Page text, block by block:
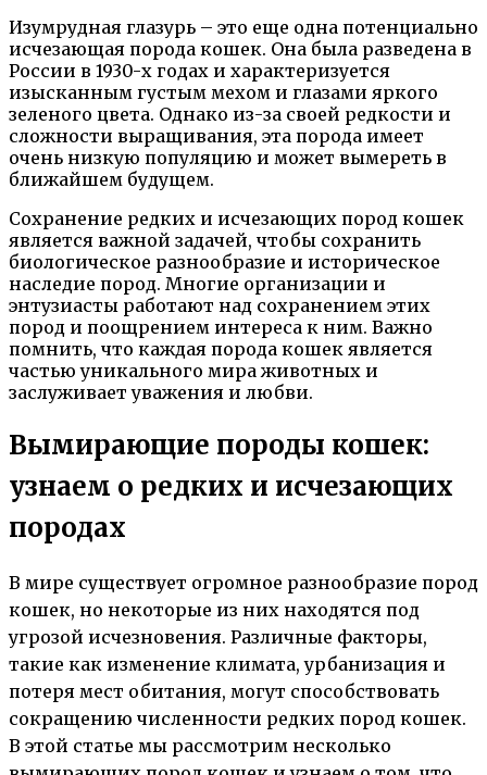
Изумрудная глазурь – это еще одна потенциально
исчезающая порода кошек. Она была разведена в
России в 1930-х годах и характеризуется
изысканным густым мехом и глазами яркого
зеленого цвета. Однако из-за своей редкости и
сложности выращивания, эта порода имеет
очень низкую популяцию и может вымереть в
ближайшем будущем.
Сохранение редких и исчезающих пород кошек
является важной задачей, чтобы сохранить
биологическое разнообразие и историческое
наследие пород. Многие организации и
энтузиасты работают над сохранением этих
пород и поощрением интереса к ним. Важно
помнить, что каждая порода кошек является
частью уникального мира животных и
заслуживает уважения и любви.
Вымирающие породы кошек:
узнаем о редких и исчезающих
породах
В мире существует огромное разнообразие пород
кошек, но некоторые из них находятся под
угрозой исчезновения. Различные факторы,
такие как изменение климата, урбанизация и
потеря мест обитания, могут способствовать
сокращению численности редких пород кошек.
В этой статье мы рассмотрим несколько